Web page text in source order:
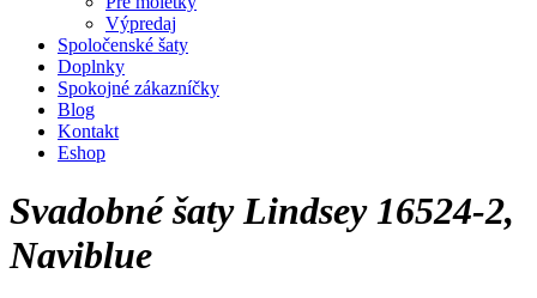
Výpredaj
Spoločenské šaty
Doplnky
Spokojné zákazníčky
Blog
Kontakt
Eshop
Svadobné šaty Lindsey 16524-2,
Naviblue